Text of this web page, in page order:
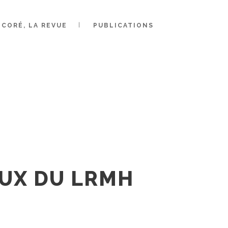
CORÉ, LA REVUE PUBLICATIONS
LES
DU LRMH